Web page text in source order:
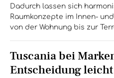
Dadurch lassen sich
Raumkonzepte im Innen-
von der Wohnung bis zur
Tuscania bei
Entscheidung